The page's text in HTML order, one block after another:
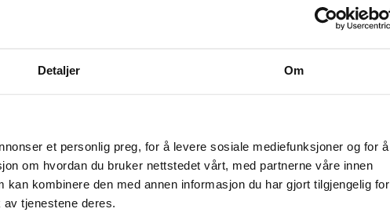
Detaljer Om
et personlig preg, for å levere sosiale mediefunksjoner og for å
om hvordan du bruker nettstedet vårt, med partnerne våre innen
kombinere den med annen informasjon du har gjort tilgjengelig for
tjenestene deres.
Paperback
Horn
Media Tilknytning
Mau Heymans, Daniel Branca